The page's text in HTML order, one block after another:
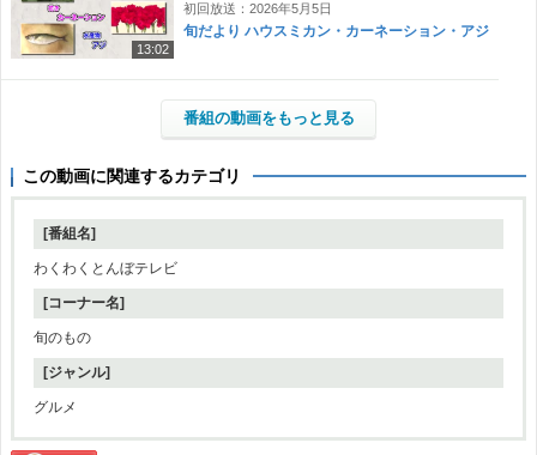
13:02
初回放送：2026年5月5日
旬だより ハウスミカン・カーネーション・アジ
番組の動画をもっと見る
この動画に関連するカテゴリ
[番組名]
わくわくとんぼテレビ
[コーナー名]
旬のもの
[ジャンル]
グルメ